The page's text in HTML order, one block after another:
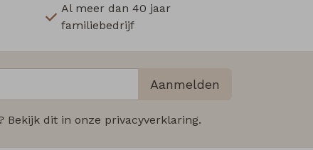
Al meer dan 40 jaar
familiebedrijf
Aanmelden
Bekijk dit in onze privacyverklaring.